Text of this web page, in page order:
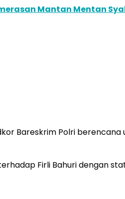
Mantan Mentan
Bareskrim Polri
Firli Bahuri dengan